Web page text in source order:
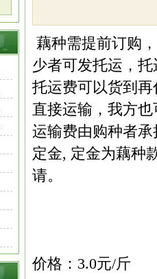
藕种需提前订购
少者可发托运，
托运费可以货到
直接运输，我方
运输费由购种者
定金, 定金为藕种
请。
价格：3.0元/斤